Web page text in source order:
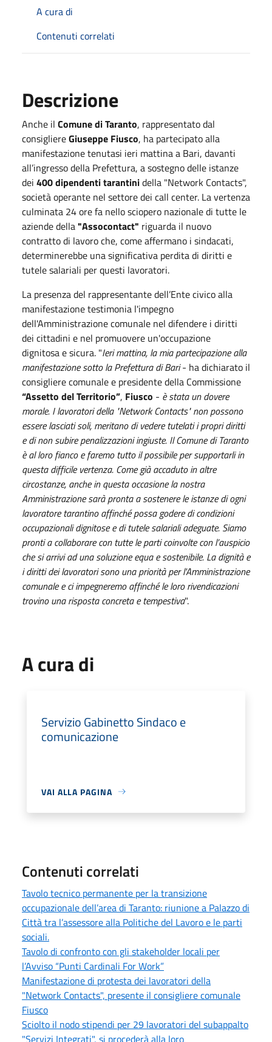
A cura di
Contenuti correlati
Descrizione
Anche il Comune di Taranto, rappresentato dal
consigliereGiuseppe Fiusco, ha partecipato alla
manifestazione tenutasi ieri mattina a Bari, davanti
all’ingresso della Prefettura, a sostegno delle istanze
dei 400 dipendenti tarantinidella "Network Contacts",
società operante nel settore dei call center. La vertenza
culminata 24 ore fa nello sciopero nazionale di tutte le
aziende della"Assocontact" riguarda il nuovo
contratto di lavoro che, come affermano i sindacati,
determinerebbe una significativa perdita di diritti e
tutele salariali per questi lavoratori.
La presenza del rappresentante dell’Ente civico alla
manifestazione testimonia l'impegno
dell'Amministrazione comunale nel difendere i diritti
dei cittadini e nel promuovere un'occupazione
dignitosa e sicura. "Ieri mattina, la mia partecipazione alla
manifestazione sotto la Prefettura di Bari- ha dichiarato il
consigliere comunale e presidente della Commissione
“Assetto del Territorio”, Fiusco - è stata un dovere
morale. I lavoratori della "Network Contacts" non possono
essere lasciati soli, meritano di vedere tutelati i propri diritti
e di non subire penalizzazioni ingiuste. Il Comune di Taranto
è al loro fianco e faremo tutto il possibile per supportarli in
questa difficile vertenza. Come già accaduto in altre
circostanze, anche in questa occasione la nostra
Amministrazione sarà pronta a sostenere le istanze di ogni
lavoratore tarantino affinché possa godere di condizioni
occupazionali dignitose e di tutele salariali adeguate. Siamo
pronti a collaborare con tutte le parti coinvolte con l’auspicio
che si arrivi ad una soluzione equa e sostenibile. La dignità e
i diritti dei lavoratori sono una priorità per l'Amministrazione
comunale e ci impegneremo affinché le loro rivendicazioni
trovino una risposta concreta e tempestiva".
A cura di
Servizio Gabinetto Sindaco e
comunicazione
VAI ALLA PAGINA
Contenuti correlati
Tavolo tecnico permanente per la transizione
occupazionale dell’area di Taranto: riunione a Palazzo di
Città tra l’assessore alla Politiche del Lavoro e le parti
sociali.
Tavolo di confronto con gli stakeholder locali per
l’Avviso “Punti Cardinali For Work”
Manifestazione di protesta dei lavoratori della
"Network Contacts", presente il consigliere comunale
Fiusco
Sciolto il nodo stipendi per 29 lavoratori del subappalto
"Servizi Integrati", si procederà alla loro